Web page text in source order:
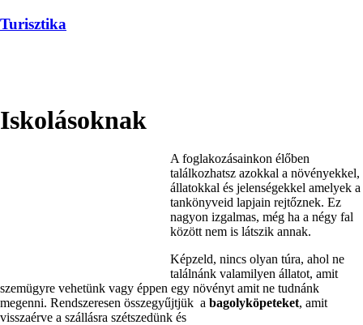
Turisztika
Iskolásoknak
A foglakozásainkon élőben
találkozhatsz azokkal a növényekkel,
állatokkal és jelenségekkel amelyek a
tankönyveid lapjain rejtőznek. Ez
nagyon izgalmas, még ha a négy fal
között nem is látszik annak.
Képzeld, nincs olyan túra, ahol ne
találnánk valamilyen állatot, amit
szemügyre vehetünk vagy éppen egy növényt amit ne tudnánk
megenni. Rendszeresen összegyűjtjük a bagolyköpeteket, amit
visszaérve a szállásra szétszedünk és